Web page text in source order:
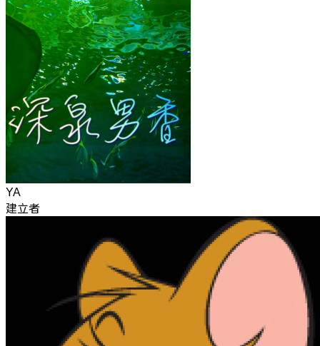
YA
建立者